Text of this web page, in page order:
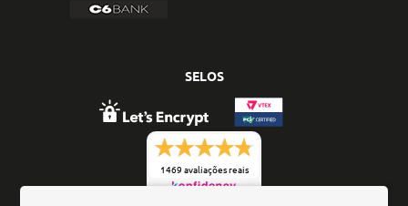
SELOS
1469 avaliações reais